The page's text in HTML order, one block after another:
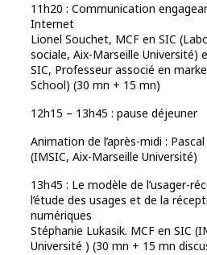
11h20 : Communication
Internet
Lionel Souchet, MCF en SIC
sociale, Aix-Marseille Université)
SIC, Professeur associé en
School) (30 mn + 15 mn)
12h15 – 13h45 : pause déjeuner
Animation de l’après-midi :
(IMSIC, Aix-Marseille Université)
13h45 : Le modèle de l’usager-
l’étude des usages et de la
numériques
Stéphanie Lukasik. MCF en SIC
Université ) (30 mn + 15 mn